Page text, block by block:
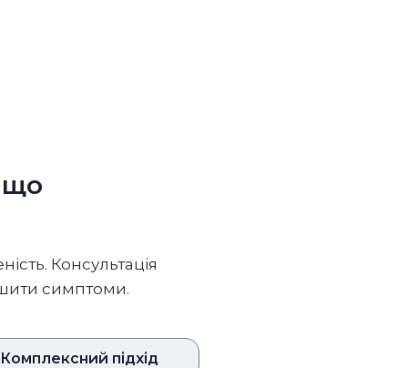
що
Консультація
симптоми.
Комплексний підхід